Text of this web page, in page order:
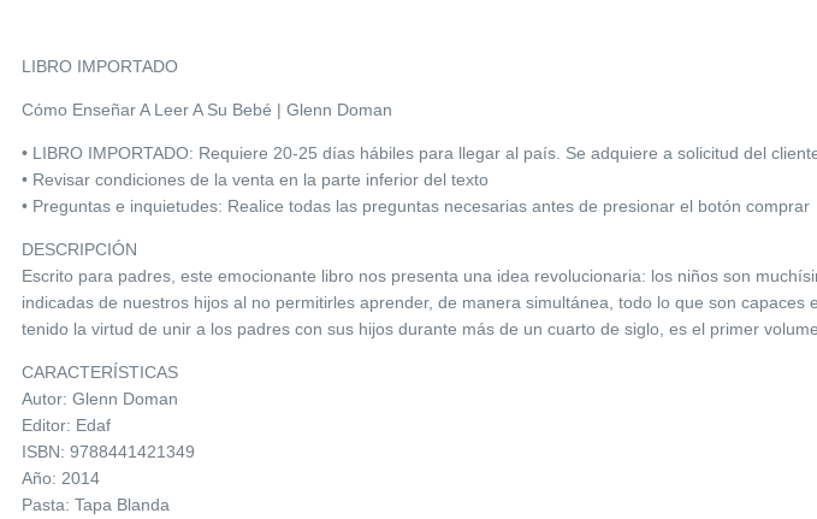
LIBRO IMPORTADO
Cómo Enseñar A Leer A Su Bebé | Glenn Doman
• LIBRO IMPORTADO: Requiere 20-25 días hábiles para llegar al país. Se adquiere a solicitud del
• Revisar condiciones de la venta en la parte inferior del texto
• Preguntas e inquietudes: Realice todas las preguntas necesarias antes de presionar el botón comprar
DESCRIPCIÓN
Escrito para padres, este emocionante libro nos presenta una idea revolucionaria: los niños son
indicadas de nuestros hijos al no permitirles aprender, de manera simultánea, todo lo que son
tenido la virtud de unir a los padres con sus hijos durante más de un cuarto de siglo, es el primer
CARACTERÍSTICAS
Autor: Glenn Doman
Editor: Edaf
ISBN: 9788441421349
Año: 2014
Pasta: Tapa Blanda